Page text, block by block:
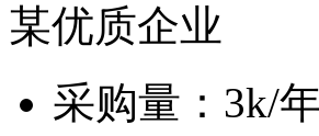
某优质企业
采购量： 3k/